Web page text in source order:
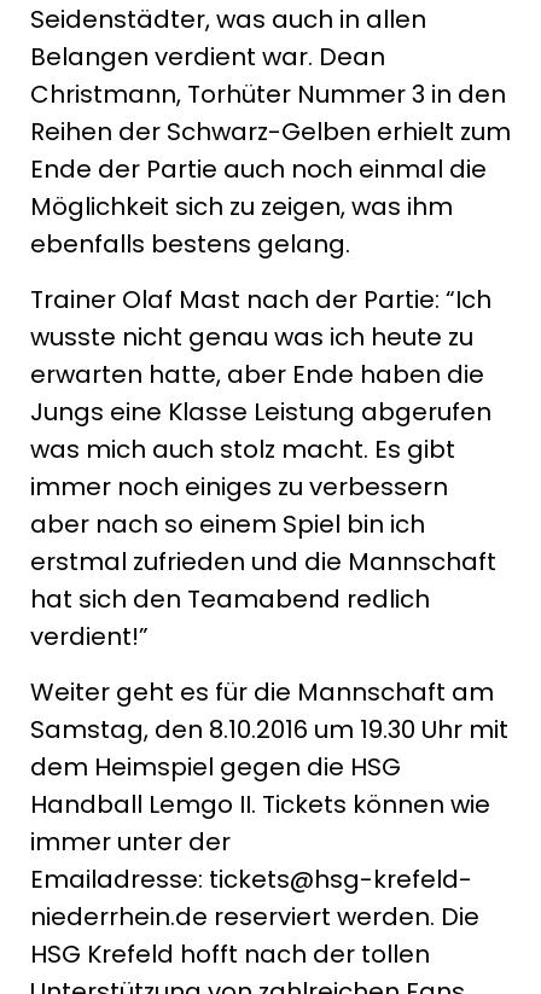
Seidenstädter, was auch in allen
Belangen verdient war. Dean
Christmann, Torhüter Nummer 3 in den
Reihen der Schwarz-Gelben erhielt zum
Ende der Partie auch noch einmal die
Möglichkeit sich zu zeigen, was ihm
ebenfalls bestens gelang.
Trainer Olaf Mast nach der Partie: “Ich
wusste nicht genau was ich heute zu
erwarten hatte, aber Ende haben die
Jungs eine Klasse Leistung abgerufen
was mich auch stolz macht. Es gibt
immer noch einiges zu verbessern
aber nach so einem Spiel bin ich
erstmal zufrieden und die Mannschaft
hat sich den Teamabend redlich
verdient!”
Weiter geht es für die Mannschaft am
Samstag, den 8.10.2016 um 19.30 Uhr mit
dem Heimspiel gegen die HSG
Handball Lemgo II. Tickets können wie
immer unter der
Emailadresse: tickets@hsg-krefeld-
niederrhein.de reserviert werden. Die
HSG Krefeld hofft nach der tollen